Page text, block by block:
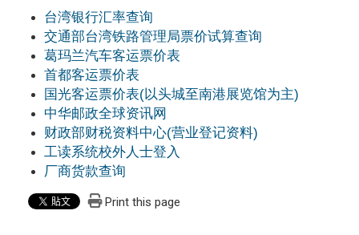
台湾银行汇率查询
交通部台湾铁路管理局票价试算查询
葛玛兰汽车客运票价表
首都客运票价表
国光客运票价表(以头城至南港展览馆为主)
中华邮政全球资讯网
财政部财税资料中心(营业登记资料)
工读系统校外人士登入
厂商货款查询
Print this page